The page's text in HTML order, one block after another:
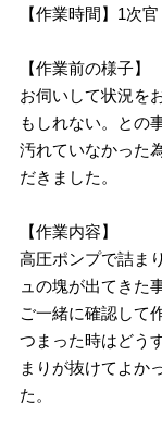
【作業時間】1次官
【作業前の様子】
お伺いして状況を
もしれない。との
汚れていなかった
だきました。
【作業内容】
高圧ポンプで詰ま
ュの塊が出てきた
ご一緒に確認して
つまった時はどう
まりが抜けてよか
た。